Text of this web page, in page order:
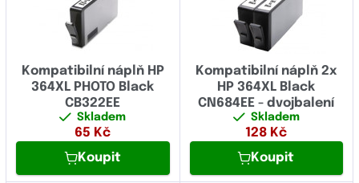
Kompatibilní náplň HP
364XL PHOTO Black
CB322EE
Skladem
65 Kč
Koupit
Kompatibilní náplň 2x
HP 364XL Black
CN684EE - dvojbalení
Skladem
128 Kč
Koupit